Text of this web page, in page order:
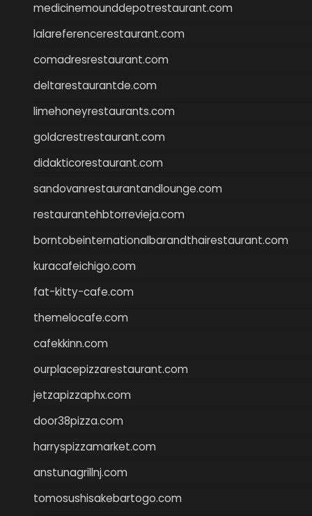
medicinemounddepotrestaurant.com
lalareferencerestaurant.com
comadresrestaurant.com
deltarestaurantde.com
limehoneyrestaurants.com
goldcrestrestaurant.com
didakticorestaurant.com
sandovanrestaurantandlounge.com
restaurantehbtorrevieja.com
borntobeinternationalbarandthairestaurant.com
kuracafeichigo.com
fat-kitty-cafe.com
themelocafe.com
cafekkinn.com
ourplacepizzarestaurant.com
jetzapizzaphx.com
door38pizza.com
harryspizzamarket.com
anstunagrillnj.com
tomosushisakebartogo.com